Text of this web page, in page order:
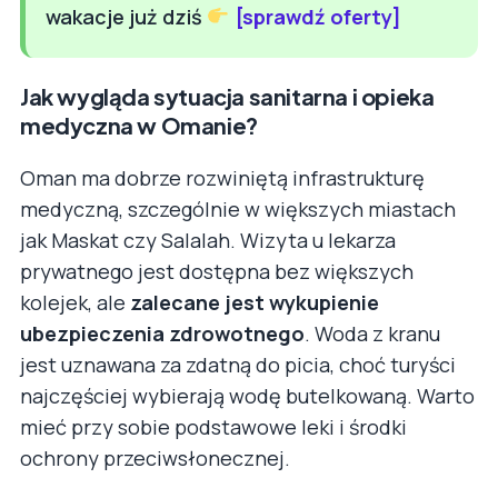
wakacje już dziś
[sprawdź oferty]
Jak wygląda sytuacja sanitarna i opieka
medyczna w Omanie?
Oman ma dobrze rozwiniętą infrastrukturę
medyczną, szczególnie w większych miastach
jak Maskat czy Salalah. Wizyta u lekarza
prywatnego jest dostępna bez większych
kolejek, ale zalecane jest wykupienie
ubezpieczenia zdrowotnego. Woda z kranu
jest uznawana za zdatną do picia, choć turyści
najczęściej wybierają wodę butelkowaną. Warto
mieć przy sobie podstawowe leki i środki
ochrony przeciwsłonecznej.